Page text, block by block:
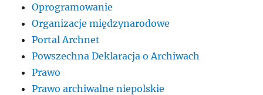
Oprogramowanie
Organizacje międzynarodowe
Portal Archnet
Powszechna Deklaracja o Archiwach
Prawo
Prawo archiwalne niepolskie